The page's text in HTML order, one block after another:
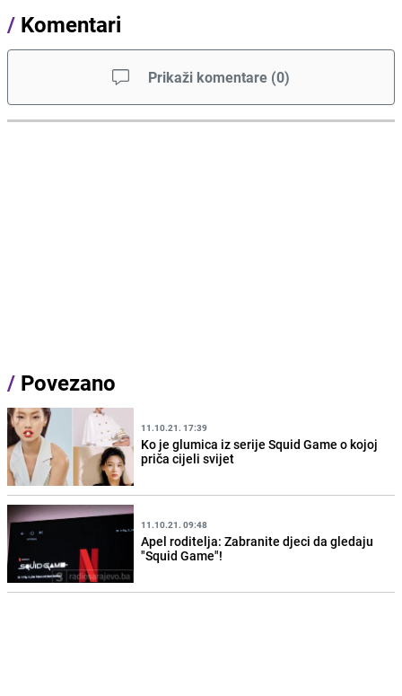
/ Komentari
Prikaži komentare (0)
/ Povezano
11.10.21. 17:39
Ko je glumica iz serije Squid Game o kojoj
priča cijeli svijet
11.10.21. 09:48
Apel roditelja: Zabranite djeci da gledaju
"Squid Game"!